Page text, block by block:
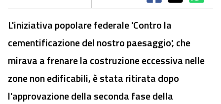
L'iniziativa popolare federale 'Contro la
cementificazione del nostro paesaggio', che
mirava a frenare la costruzione eccessiva nelle
zone non edificabili, è stata ritirata dopo
l'approvazione della seconda fase della